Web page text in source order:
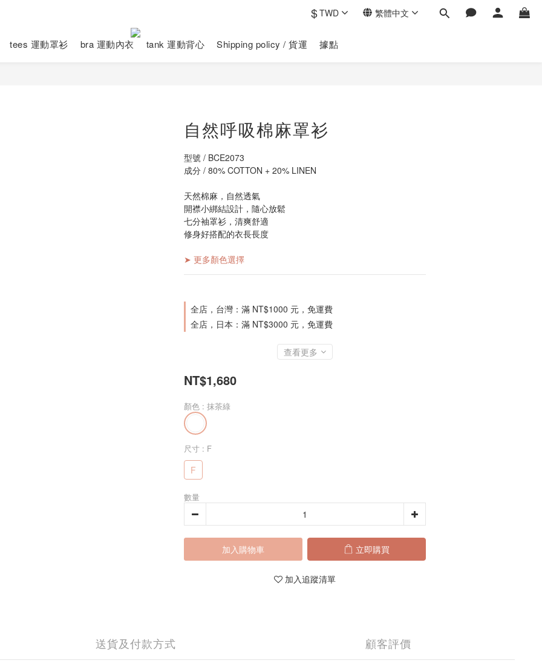
$TWD 繁體中文
tees 運動罩衫 bra 運動內衣 tank 運動背心 Shipping policy / 貨運 據點
自然呼吸棉麻罩衫
型號 / BCE2073
成分 / 80% COTTON + 20% LINEN
天然棉麻，自然透氣
開襟小綁結設計，隨心放鬆
七分袖罩衫，清爽舒適
修身好搭配的衣長長度
➤ 更多顏色選擇
全店，台灣：滿 NT$1000 元，免運費
全店，日本：滿 NT$3000 元，免運費
查看更多
NT$1,680
顏色 : 抹茶綠
尺寸 : F
F
數量
加入購物車 立即購買
加入追蹤清單
送貨及付款方式 顧客評價